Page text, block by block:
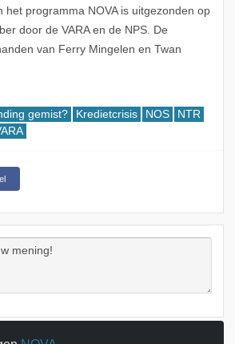
het programma NOVA is uitgezonden op
door de VARA en de NPS. De
van Ferry Mingelen en Twan
gemist? Kredietcrisis NOS
NTR